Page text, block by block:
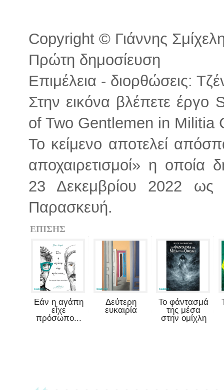
Copyright © Γιάννης
Πρώτη δημοσίευση
Επιμέλεια - διορθώσεις:
Στην εικόνα βλέπετε
of Two Gentlemen in Militia
Το κείμενο αποτελεί
αποχαιρετισμοί» η οποία
23 Δεκεμβρίου 2022 ως
Παρασκευή.
ΕΠΙΣΗΣ
Εάν η αγάπη
είχε
πρόσωπο...
Δεύτερη
ευκαιρία
Το φάντασμά
της μέσα
στην ομίχλη